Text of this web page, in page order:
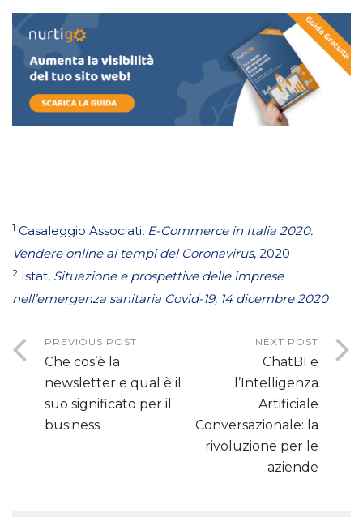
1 Casaleggio Associati, E-Commerce in Italia 2020.
Vendere online ai tempi del Coronavirus, 2020
2 Istat, Situazione e prospettive delle imprese
nell’emergenza sanitaria Covid-19, 14 dicembre 2020
PREVIOUS POST
Che cos’è la
newsletter e qual è il
suo significato per il
business
NEXT POST
ChatBI e
l’Intelligenza
Artificiale
Conversazionale: la
rivoluzione per le
aziende